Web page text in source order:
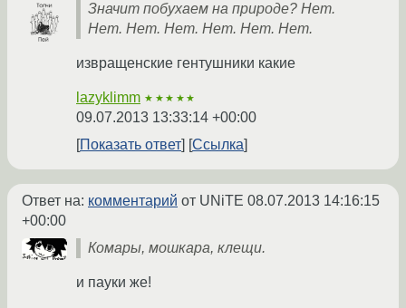
Значит побухаем на природе? Нет.
Нет. Нет. Нет. Нет. Нет. Нет.
извращенские гентушники какие
lazyklimm ★★★★★
09.07.2013 13:33:14 +00:00
Показать ответ
Ссылка
Ответ на: комментарий от UNiTE 08.07.2013 14:16:15
+00:00
Комары, мошкара, клещи.
и пауки же!